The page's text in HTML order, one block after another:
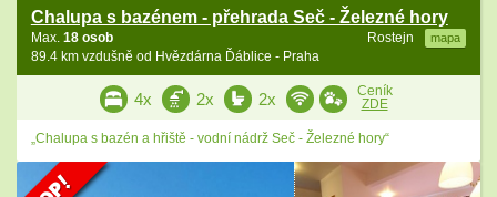
Chalupa s bazénem - přehrada Seč - Železné hory
Rostejn mapa
Max. 18 osob
89.4 km vzdušně od Hvězdárna Ďáblice - Praha
4x 2x 2x
Ceník
ZDE
„Chalupa s bazén a hřiště - vodní nádrž Seč - Železné hory“